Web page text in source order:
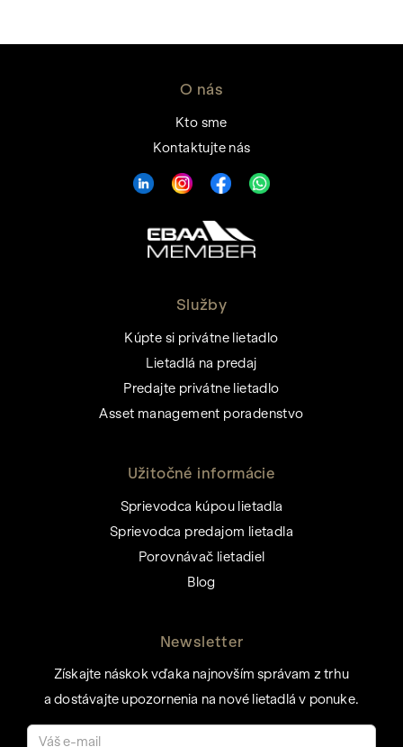
O nás
Kto sme
Kontaktujte nás
Služby
Kúpte si privátne lietadlo
Lietadlá na predaj
Predajte privátne lietadlo
Asset management poradenstvo
Užitočné informácie
Sprievodca kúpou lietadla
Sprievodca predajom lietadla
Porovnávač lietadiel
Blog
Newsletter
Získajte náskok vďaka najnovším správam z trhu
a dostávajte upozornenia na nové lietadlá v ponuke.